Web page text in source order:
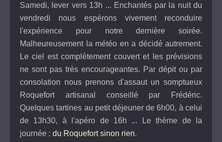
Samedi, lever vers 13h ... Enchantés par la nuit du
vendredi nous espérons vivement reconduire
l'expérience pour notre dernière soirée.
Malheureusement la météo en a décidé autrement.
Le ciel est complètement couvert et les prévisions
ne sont pas très encourageantes. Par dépit ou par
consolation nous prenons d'assaut un somptueux
Roquefort artisanal conseillé par Frédéric.
Quelques tartines au petit déjeuner de 6h00, à celui
de 13h30, à l'apéro de 16h ... Le thème de la
journée : du Roquefort sinon rien.